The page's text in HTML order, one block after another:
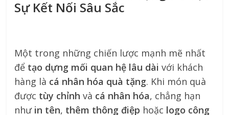
Sự Kết Nối Sâu Sắc
Một trong những chiến lược mạnh mẽ nhất
để tạo dựng mối quan hệ lâu dài với khách
hàng là cá nhân hóa quà tặng. Khi món quà
được tùy chỉnh và cá nhân hóa, chẳng hạn
như in tên, thêm thông điệp hoặc logo công